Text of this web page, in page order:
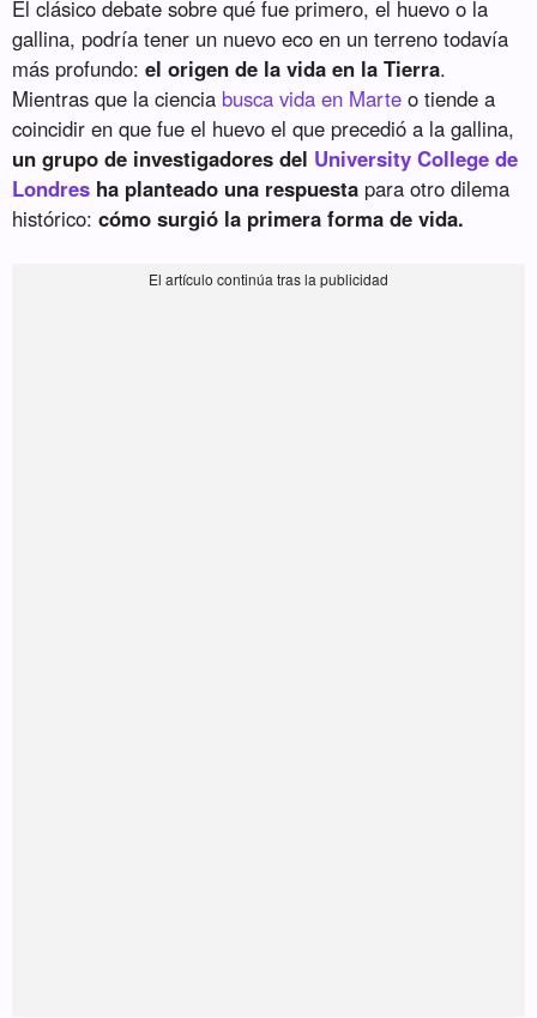
El clásico debate sobre qué fue primero, el huevo o la
gallina, podría tener un nuevo eco en un terreno todavía
más profundo:el origen de la vida en la Tierra.
Mientras que la ciencia busca vida en Marte o tiende a
coincidir en que fue el huevo el que precedió a la gallina,
un grupo de investigadores del University College de
Londres ha planteado una respuesta para otro dilema
histórico:cómo surgió la primera forma de vida.